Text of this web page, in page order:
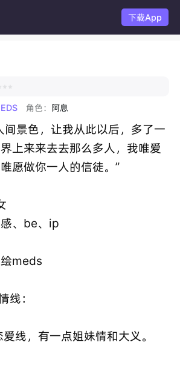
岛 下载App
角色： 阿息
间景色，让我从此以后，多了一
上来来去去那么多人，我唯爱
愿做你一人的信徒。”
、be、ip
meds
线：
线，有一点姐妹情和大义。